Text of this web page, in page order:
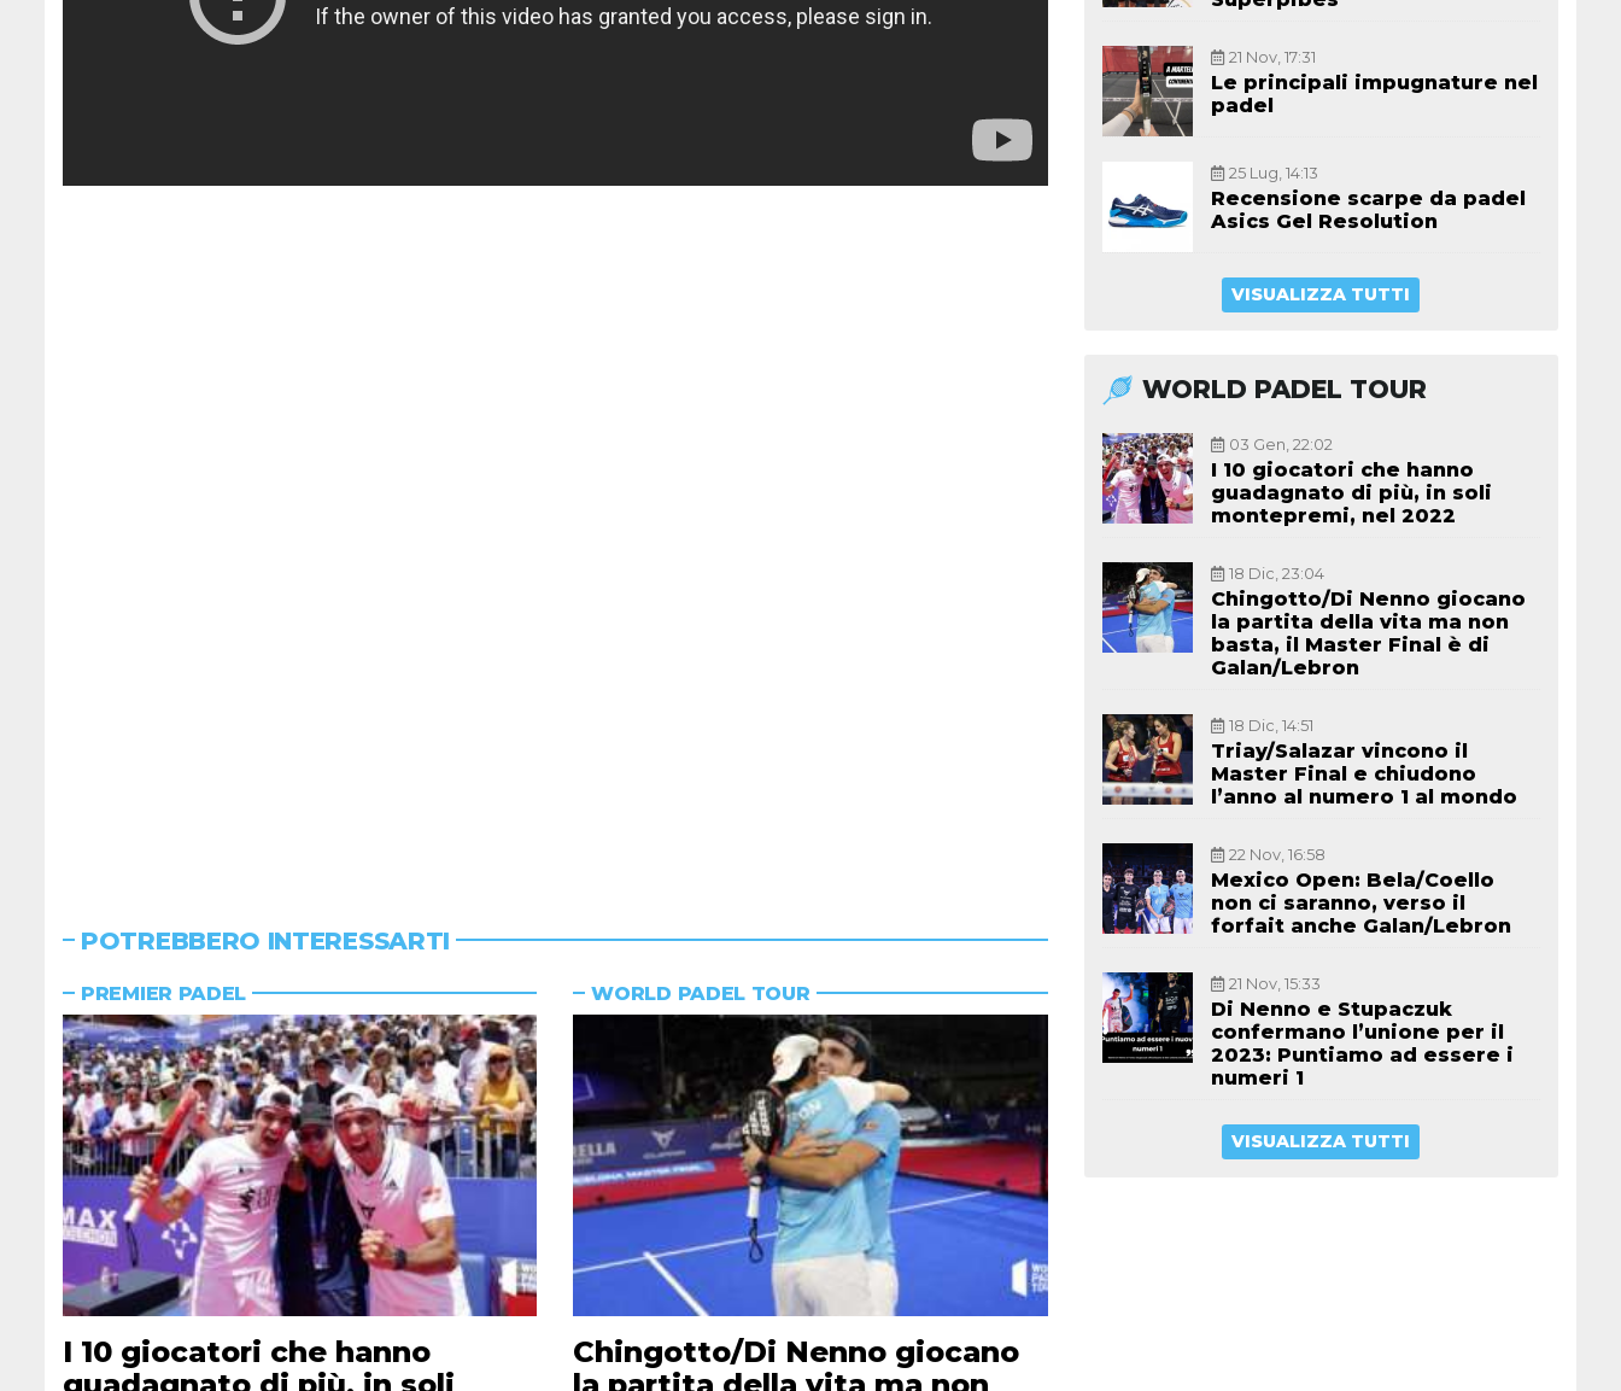
POTREBBERO INTERESSARTI
PREMIER PADEL
I 10 giocatori che hanno
WORLD PADEL TOUR
Chingotto/Di Nenno giocano
21 Nov, 17:31
Le principali impugnature nel
padel
25 Lug, 14:13
Recensione scarpe da padel
Asics Gel Resolution
VISUALIZZA TUTTI
WORLD PADEL TOUR
03 Gen, 22:02
I 10 giocatori che hanno
guadagnato di più, in soli
montepremi, nel 2022
18 Dic, 23:04
Chingotto/Di Nenno giocano
la partita della vita ma non
basta, il Master Final è di
Galan/Lebron
18 Dic, 14:51
Triay/Salazar vincono il
Master Final e chiudono
l’anno al numero 1 al mondo
22 Nov, 16:58
Mexico Open: Bela/Coello
non ci saranno, verso il
forfait anche Galan/Lebron
21 Nov, 15:33
Di Nenno e Stupaczuk
confermano l’unione per il
2023: Puntiamo ad essere i
numeri 1
VISUALIZZA TUTTI